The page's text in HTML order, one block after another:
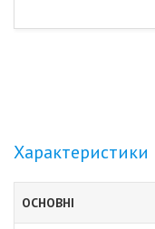
Характеристики
ОСНОВНІ